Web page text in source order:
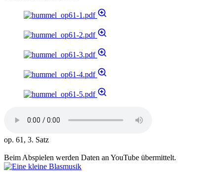
op. 61, 3. Satz
Beim Abspielen werden Daten an YouTube übermittelt.